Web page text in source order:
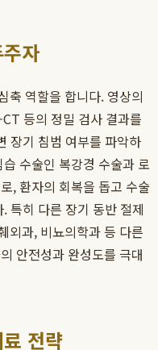
자
축 역할을 합니다. 영상의
등의 정밀 검사 결과를
장기 침범 여부를 파악하
수술인 복강경 수술과 로
, 환자의 회복을 돕고 수술
특히 다른 장기 동반 절제
외과, 비뇨의학과 등 다른
안전성과 완성도를 극대
전략